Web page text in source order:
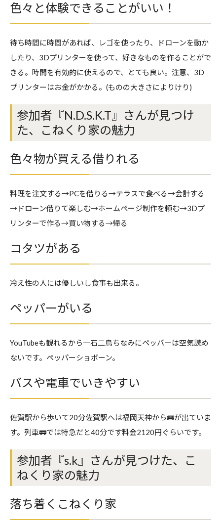
色々と体験できることがいい！
待ち時間に時間があれば、レゴを使ったり、ドローンを動か
したり、3Dプリンターを使って、好きなものを作ることがで
きる。時間を有効的に使えるので、とても良い。注意、3D
プリンターはお金がかかる。(ものの大きさによりけり)
参加者『N.D.S.K.T』さんが見つけ
た、こねくり家の魅力
色々物が買える借りれる
料理を注文する→PCを借りる→テラスで食べる→会計する
→ドローン借りて楽しむ→ホームぺージ制作を頼む→3Dプ
リンターで作る→買い物する→帰る
コタツがある
冷え性の人には優しいし食事も出来る。
ペッパーがいる
YouTubeも観れるから一石二鳥ちなみにペッパーは空気読め
ないです。ペッパーショボーン。
バスや電車でいきやすい
佐賀駅から歩いて20分佐賀駅へは福岡天神から🚌が出ていま
す。列車🚃では特急だと40分です料金2120円ぐらいです。
参加者『s.k』さんが見つけた、こ
ねくり家の魅力
落ち着くこねくり家